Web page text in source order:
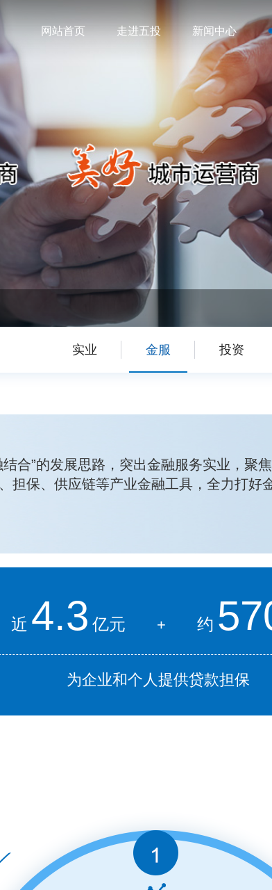
网站首页 走进五投 新闻中心
实业 金服 投资
合”的发展思路，突出金融服务实业，聚
担保、供应链等产业金融工具，全力打好
近 4.3 亿元 + 约
为企业和个人提供贷款担保